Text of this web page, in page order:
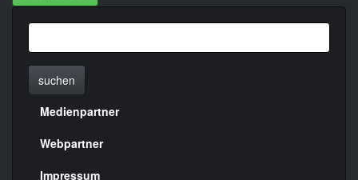
suchen
Menülinks
rechte
Medienpartner
Webpartner
Impressum